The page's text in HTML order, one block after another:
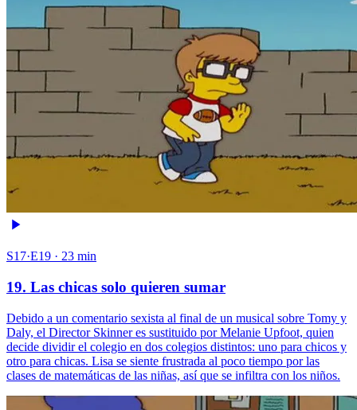
S17·E19 · 23 min
19. Las chicas solo quieren sumar
Debido a un comentario sexista al final de un musical sobre Tomy y
Daly, el Director Skinner es sustituido por Melanie Upfoot, quien
decide dividir el colegio en dos colegios distintos: uno para chicos y
otro para chicas. Lisa se siente frustrada al poco tiempo por las
clases de matemáticas de las niñas, así que se infiltra con los niños.